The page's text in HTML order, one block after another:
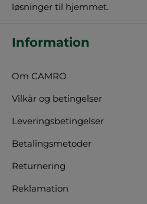
løsninger til hjemmet.
Information
Om CAMRO
Vilkår og betingelser
Leveringsbetingelser
Betalingsmetoder
Returnering
Reklamation